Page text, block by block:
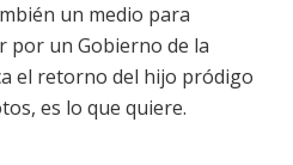
un medio para
por un Gobierno de la
el retorno del hijo pródigo
es lo que quiere.